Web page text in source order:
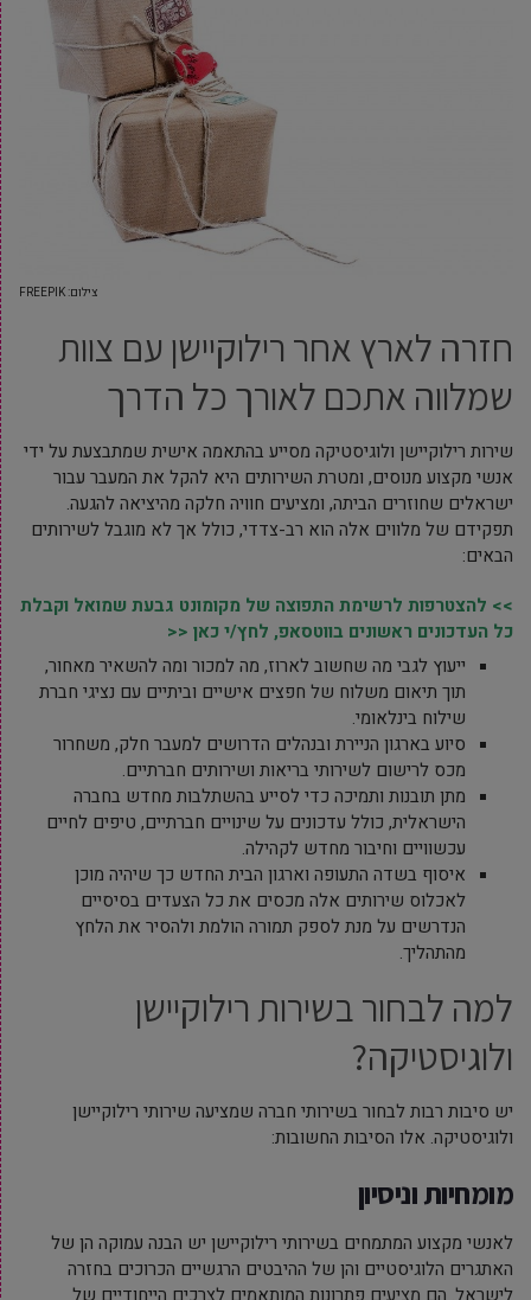
צילום: FREEPIK
חזרה לארץ אחר רילוקיישן עם צוות
שמלווה אתכם לאורך כל הדרך
שירות רילוקיישן ולוגיסטיקה מסייע בהתאמה אישית שמתבצעת על ידי
אנשי מקצוע מנוסים, ומטרת השירותים היא להקל את המעבר עבור
ישראלים שחוזרים הביתה, ומציעים חוויה חלקה מהיציאה להגעה.
תפקידם של מלווים אלה הוא רב-צדדי, כולל אך לא מוגבל לשירותים
הבאים:
>> להצטרפות לרשימת התפוצה של מקומונט גבעת שמואל וקבלת
כל העדכונים ראשונים בווטסאפ, לחץ/י כאן <<
ייעוץ לגבי מה שחשוב לארוז, מה למכור ומה להשאיר מאחור,
תוך תיאום משלוח של חפצים אישיים וביתיים עם נציגי חברת
שילוח בינלאומי.
סיוע בארגון הניירת ובנהלים הדרושים למעבר חלק, משחרור
מכס לרישום לשירותי בריאות ושירותים חברתיים.
מתן תובנות ותמיכה כדי לסייע בהשתלבות מחדש בחברה
הישראלית, כולל עדכונים על שינויים חברתיים, טיפים לחיים
עכשוויים וחיבור מחדש לקהילה.
איסוף בשדה התעופה וארגון הבית החדש כך שיהיה מוכן
לאכלוס שירותים אלה מכסים את כל הצעדים בסיסיים
הנדרשים על מנת לספק תמורה הולמת ולהסיר את הלחץ
מהתהליך.
למה לבחור בשירות רילוקיישן
ולוגיסטיקה?
יש סיבות רבות לבחור בשירותי חברה שמציעה שירותי רילוקיישן
ולוגיסטיקה. אלו הסיבות החשובות:
מומחיות וניסיון
לאנשי מקצוע המתמחים בשירותי רילוקיישן יש הבנה עמוקה הן של
האתגרים הלוגיסטיים והן של ההיבטים הרגשיים הכרוכים בחזרה
לישראל. הם מציעים פתרונות המותאמים לצרכים הייחודיים של